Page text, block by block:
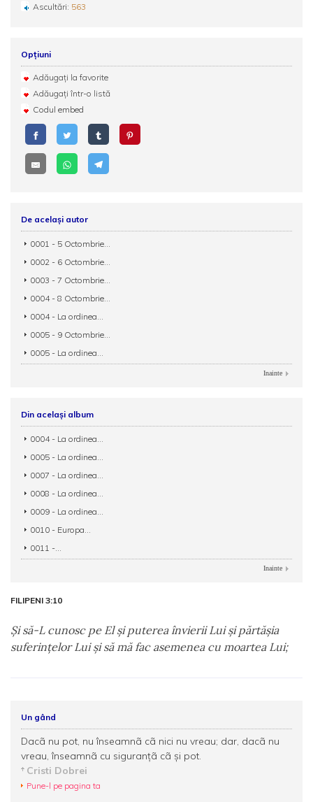
Ascultări: 563
Opțiuni
Adăugați la favorite
Adăugați într-o listă
Codul embed
De același autor
0001 - 5 Octombrie...
0002 - 6 Octombrie...
0003 - 7 Octombrie...
0004 - 8 Octombrie...
0004 - La ordinea...
0005 - 9 Octombrie...
0005 - La ordinea...
Inainte
Din același album
0004 - La ordinea...
0005 - La ordinea...
0007 - La ordinea...
0008 - La ordinea...
0009 - La ordinea...
0010 - Europa...
0011 -...
Inainte
FILIPENI 3:10
Şi să-L cunosc pe El şi puterea învierii Lui şi părtăşia
suferinţelor Lui şi să mă fac asemenea cu moartea Lui;
Un gând
Dacã nu pot, nu înseamnã cã nici nu vreau; dar, dacã nu
vreau, înseamnã cu siguranţã cã şi pot.
Cristi Dobrei
Pune-l pe pagina ta